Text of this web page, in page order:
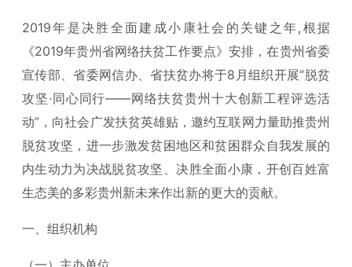
2019年是决胜全面建成小康社会的关键之年,根据
《2019年贵州省网络扶贫工作要点》安排，在贵州省委
宣传部、省委网信办、省扶贫办将于8月组织开展“脱贫
攻坚·同心同行——网络扶贫贵州十大创新工程评选活
动”，向社会广发扶贫英雄贴，邀约互联网力量助推贵州
脱贫攻坚，进一步激发贫困地区和贫困群众自我发展的
内生动力为决战脱贫攻坚、决胜全面小康，开创百姓富
生态美的多彩贵州新未来作出新的更大的贡献。
一、组织机构